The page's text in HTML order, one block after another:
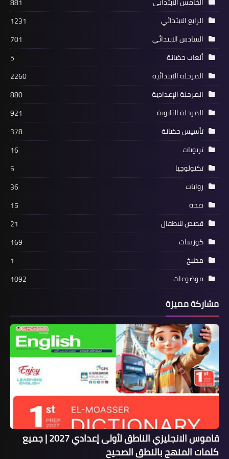
881
الرابع الابتدائي
1231
السادس الابتدائي
701
ألعاب حضانة
5
المرحلة الابتدائية
2260
المرحلة الإعدادية
880
المرحلة الثانوية
921
تأسيس حضانة
378
تربويات
16
تكنولوجيا
5
روايات
36
صحة
15
قصص للاطفال
21
كورسات
169
مطبخ
1
موضوعات
1092
مشاركة مميزة
قاموس الانجليزي الناطق لأولى إعدادي 2027 | جميع
كلمات المنهج بالنطق الصحيح